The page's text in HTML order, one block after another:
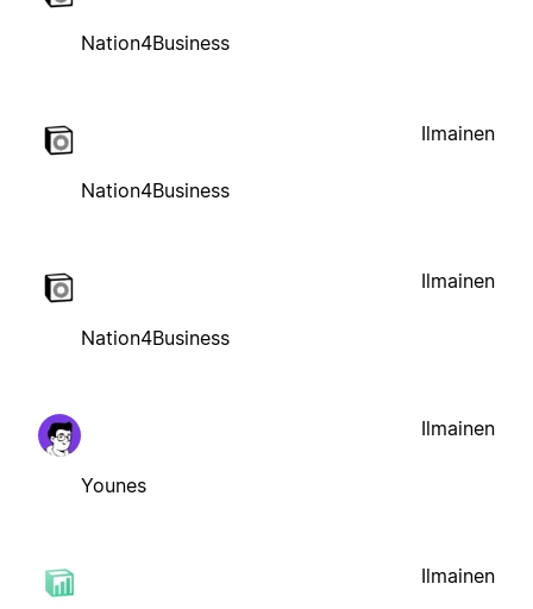
Nation4Business
Nation4Business
Ilmainen
Nation4Business
Ilmainen
Younes
Ilmainen
Ilmainen